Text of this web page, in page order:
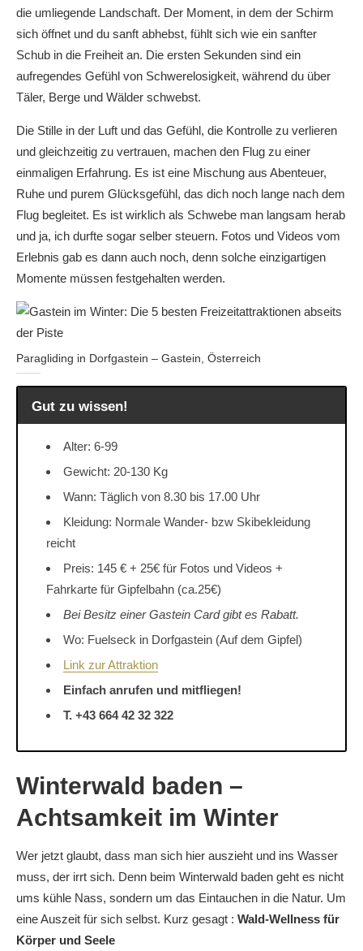
die umliegende Landschaft. Der Moment, in dem der Schirm
sich öffnet und du sanft abhebst, fühlt sich wie ein sanfter
Schub in die Freiheit an. Die ersten Sekunden sind ein
aufregendes Gefühl von Schwerelosigkeit, während du über
Täler, Berge und Wälder schwebst.
Die Stille in der Luft und das Gefühl, die Kontrolle zu verlieren
und gleichzeitig zu vertrauen, machen den Flug zu einer
einmaligen Erfahrung. Es ist eine Mischung aus Abenteuer,
Ruhe und purem Glücksgefühl, das dich noch lange nach dem
Flug begleitet. Es ist wirklich als Schwebe man langsam herab
und ja, ich durfte sogar selber steuern. Fotos und Videos vom
Erlebnis gab es dann auch noch, denn solche einzigartigen
Momente müssen festgehalten werden.
Paragliding in Dorfgastein – Gastein, Österreich
Gut zu wissen!
Alter: 6-99
Gewicht: 20-130 Kg
Wann: Täglich von 8.30 bis 17.00 Uhr
Kleidung: Normale Wander- bzw Skibekleidung
reicht
Preis: 145 € + 25€ für Fotos und Videos +
Fahrkarte für Gipfelbahn (ca.25€)
Bei Besitz einer Gastein Card gibt es Rabatt.
Wo: Fuelseck in Dorfgastein (Auf dem Gipfel)
Link zur Attraktion
Einfach anrufen und mitfliegen!
T. +43 664 42 32 322
Winterwald baden –
Achtsamkeit im Winter
Wer jetzt glaubt, dass man sich hier auszieht und ins Wasser
muss, der irrt sich. Denn beim Winterwald baden geht es nicht
ums kühle Nass, sondern um das Eintauchen in die Natur. Um
eine Auszeit für sich selbst. Kurz gesagt : Wald-Wellness für
Körper und Seele